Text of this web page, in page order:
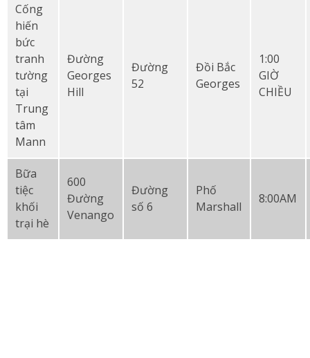
Cống
hiến
bức
tranh
tường
tại
Trung
tâm
Mann
Đường
Georges
Hill
Đường
52
Đồi Bắc
Georges
1:00
GIỜ
CHIỀU
Bữa
tiệc
khối
trại hè
600
Đường
Venango
Đường
số 6
Phố
Marshall
8:00AM